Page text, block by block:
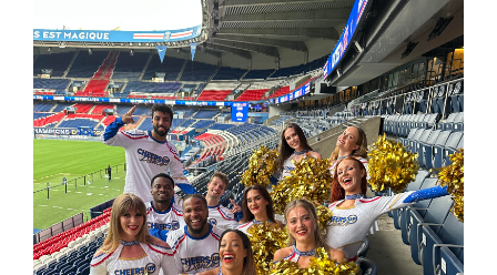
Formation
Contact